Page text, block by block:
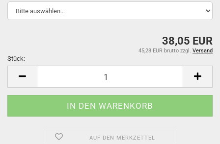
38,05 EUR
45,28 EUR brutto zzgl. Versand
Stück:
AUF DEN MERKZETTEL